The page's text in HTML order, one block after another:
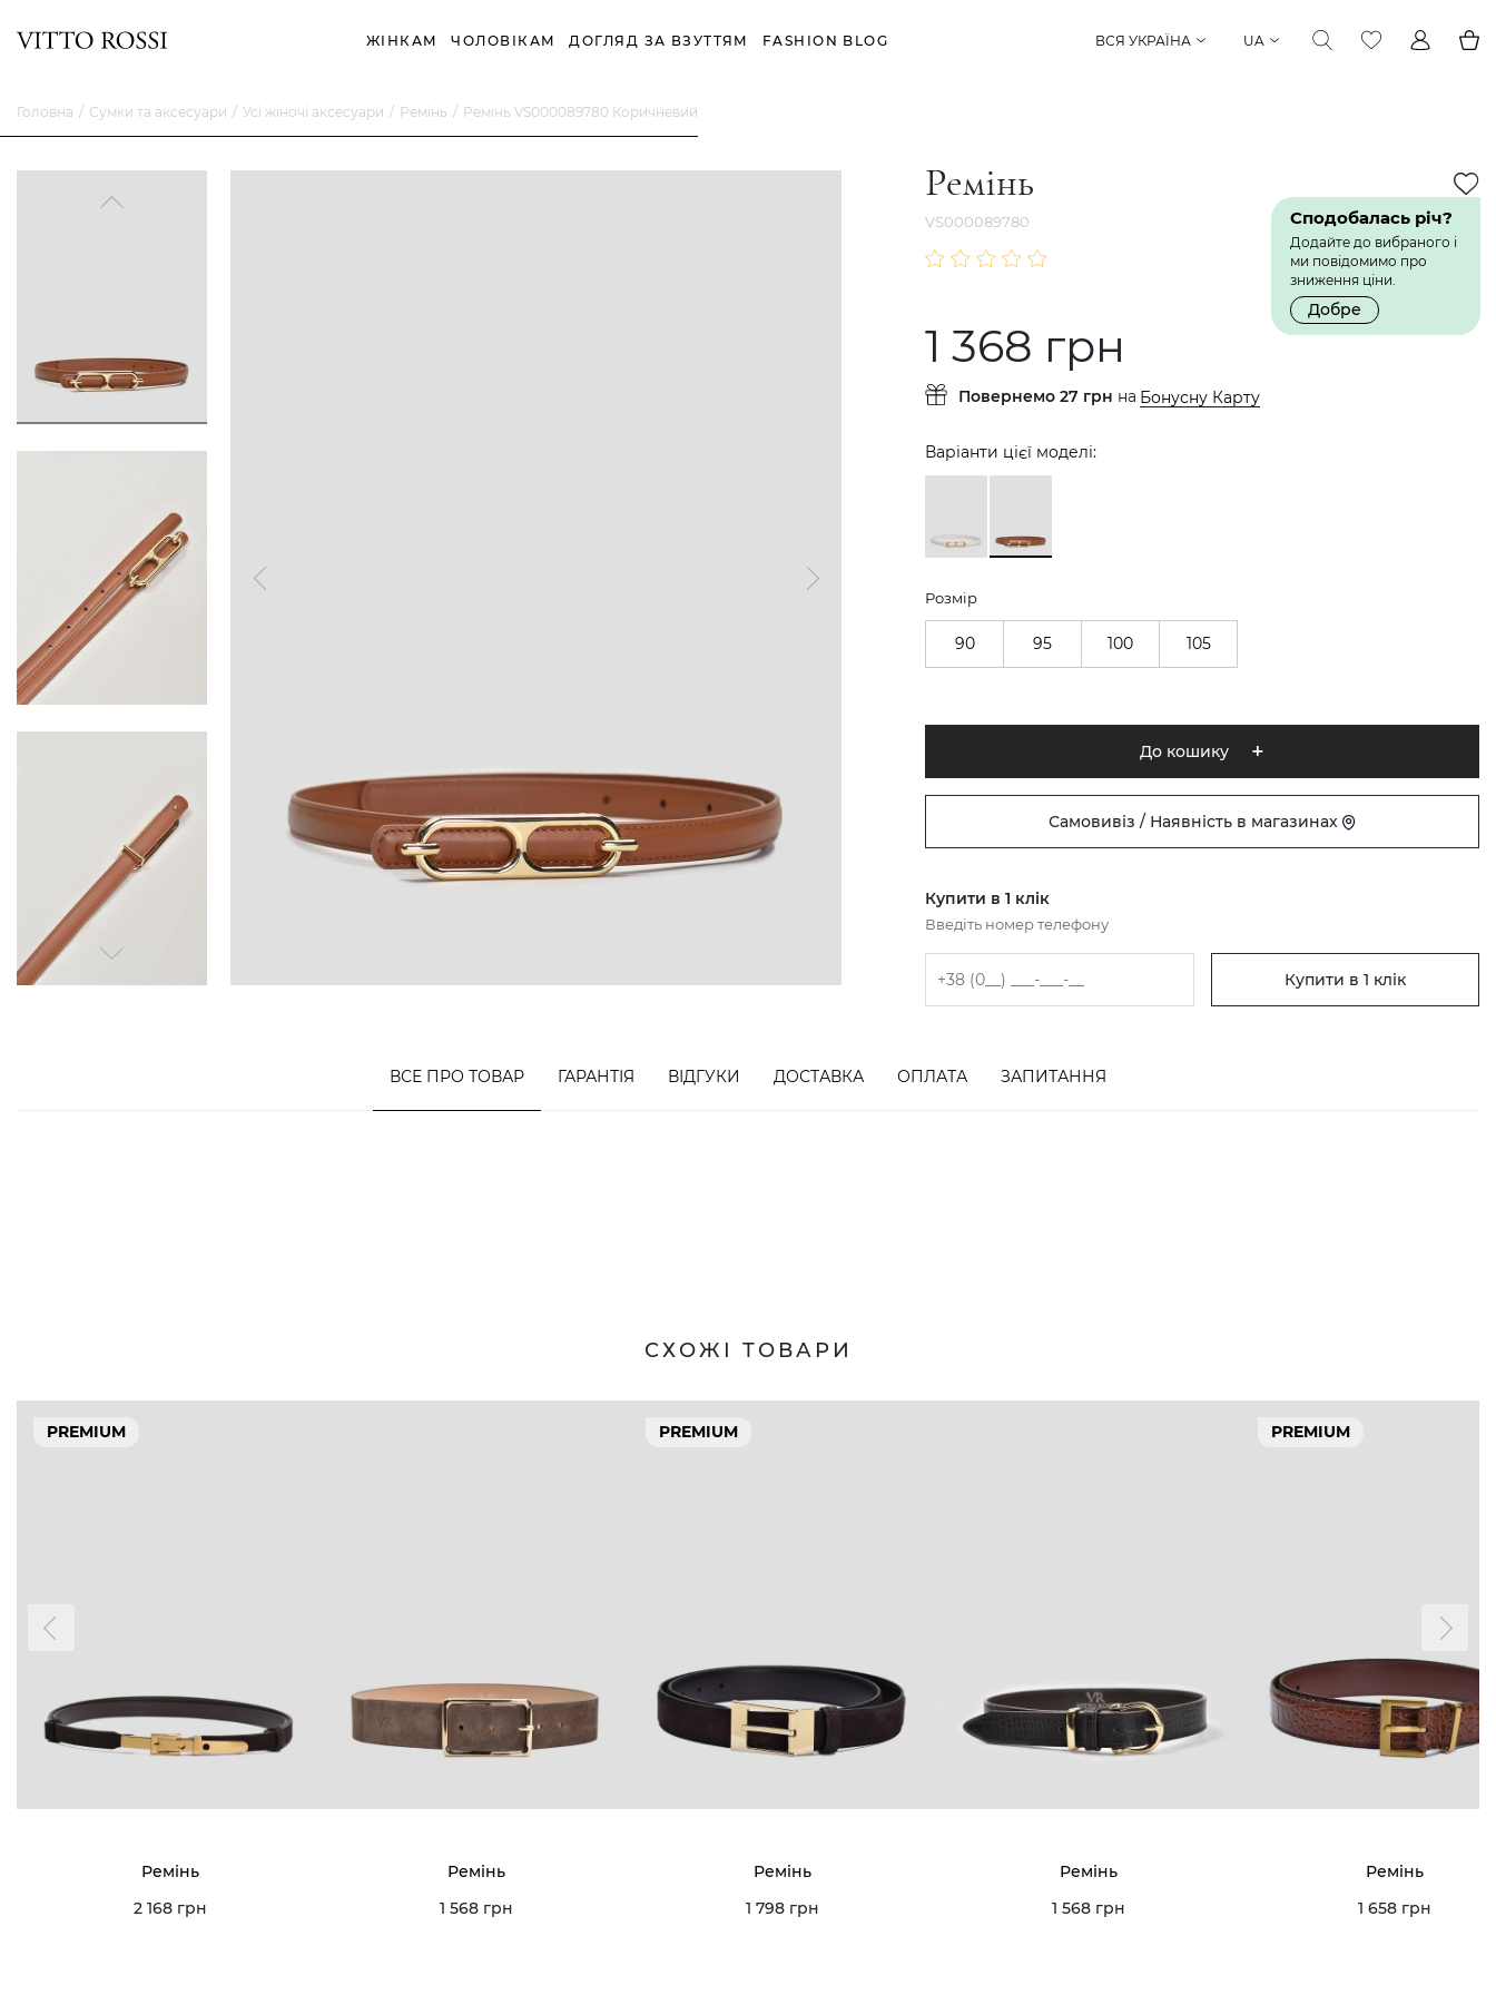
ЖІНКАМ ЧОЛОВІКАМ ДОГЛЯД ЗА ВЗУТТЯМ FASHION BLOG ВСЯ УКРАЇНА UA
Головна Сумки та аксесуари Усі жіночі аксесуари Ремінь Ремінь VS000089780 Коричневий
Ремінь
VS000089780 Сподобалась річ?
Додайте до вибраного і
ми повідомимо про
зниження ціни.
Добре
1 368 грн
Повернемо 27 грн на Бонусну Карту
Варіанти цієї моделі:
Розмір
90 95 100 105
До кошику
Самовивіз / Наявність в магазинах
Купити в 1 клік
Введіть номер телефону
Купити в 1 клік
ВСЕ ПРО ТОВАР ГАРАНТІЯ ВІДГУКИ ДОСТАВКА ОПЛАТА ЗАПИТАННЯ
СХОЖІ ТОВАРИ
PREMIUM
Ремінь
2 168 грн
Ремінь
1 568 грн
PREMIUM
Ремінь
1 798 грн
Ремінь
1 568 грн
PREMIUM
Ремінь
1 658 грн